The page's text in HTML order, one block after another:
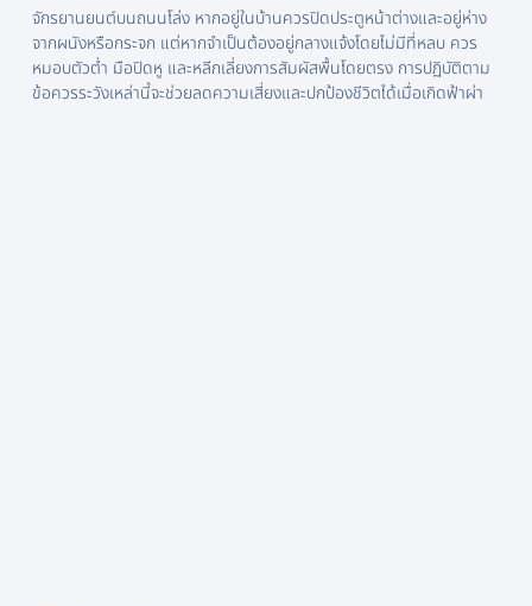
จักรยานยนต์บนถนนโล่ง หากอยู่ในบ้านควรปิดประตูหน้าต่างและอยู่ห่าง
จากผนังหรือกระจก แต่หากจำเป็นต้องอยู่กลางแจ้งโดยไม่มีที่หลบ ควร
หมอบตัวต่ำ มือปิดหู และหลีกเลี่ยงการสัมผัสพื้นโดยตรง การปฏิบัติตาม
ข้อควรระวังเหล่านี้จะช่วยลดความเสี่ยงและปกป้องชีวิตได้เมื่อเกิดฟ้าผ่า